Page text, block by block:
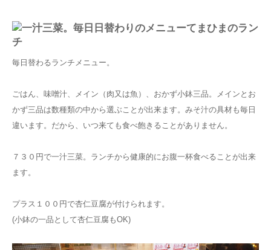
毎日替わるランチメニュー。
ごはん、味噌汁、メイン（肉又は魚）、おかず小鉢三品。メインとお
かず三品は数種類の中から選ぶことが出来ます。みそ汁の具材も毎日
違います。だから、いつ来ても食べ飽きることがありません。
７３０円で一汁三菜。ランチから健康的にお腹一杯食べることが出来
ます。
プラス１００円で杏仁豆腐が付けられます。
(小鉢の一品として杏仁豆腐もOK)